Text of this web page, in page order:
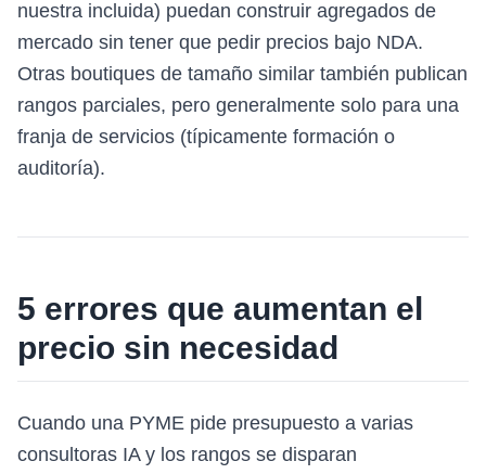
nuestra incluida) puedan construir agregados de
mercado sin tener que pedir precios bajo NDA.
Otras boutiques de tamaño similar también publican
rangos parciales, pero generalmente solo para una
franja de servicios (típicamente formación o
auditoría).
5 errores que aumentan el
precio sin necesidad
Cuando una PYME pide presupuesto a varias
consultoras IA y los rangos se disparan